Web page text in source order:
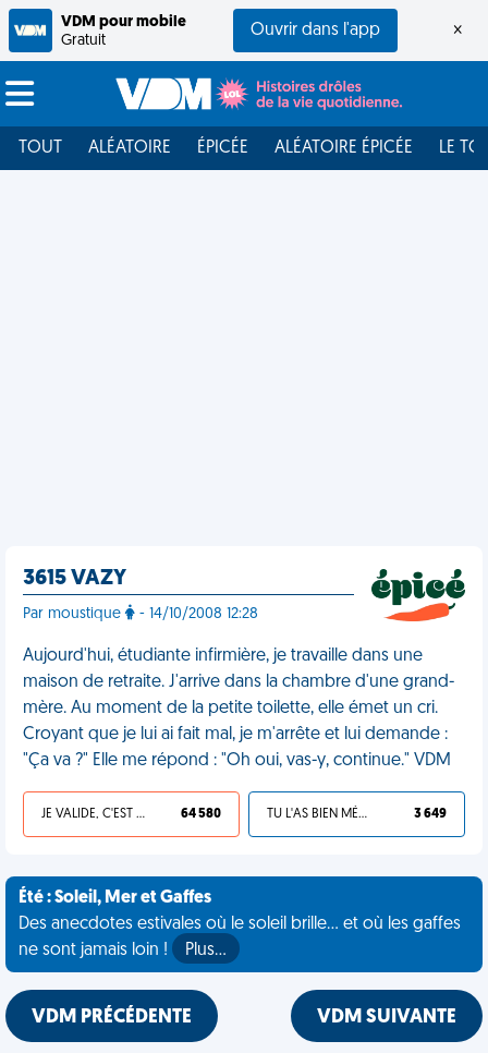
VDM pour mobile
Gratuit
Ouvrir dans l'app ×
TOUT ALÉATOIRE ÉPICÉE ALÉATOIRE ÉPICÉE LE
3615 VAZY
Par moustique - 14/10/2008 12:28
Aujourd'hui, étudiante infirmière, je travaille dans une
maison de retraite. J'arrive dans la chambre d'une grand-
mère. Au moment de la petite toilette, elle émet un cri.
Croyant que je lui ai fait mal, je m'arrête et lui demande :
"Ça va ?" Elle me répond : "Oh oui, vas-y, continue." VDM
JE VALIDE, C'EST UNE VDM 64 580 TU L'AS BIEN MÉRITÉ 3 649
Été : Soleil, Mer et Gaffes
Des anecdotes estivales où le soleil brille... et où les gaffes
ne sont jamais loin !
Plus…
VDM PRÉCÉDENTE VDM SUIVANTE